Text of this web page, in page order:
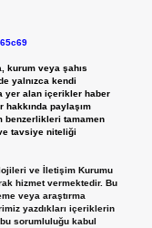
kurum veya şahıs
yalnızca kendi
yer alan içerikler haber
paylaşım
benzerlikleri tamamen
tavsiye niteliği
ve İletişim Kurumu
hizmet vermektedir. Bu
veya araştırma
yazdıkları içeriklerin
sorumluluğu kabul